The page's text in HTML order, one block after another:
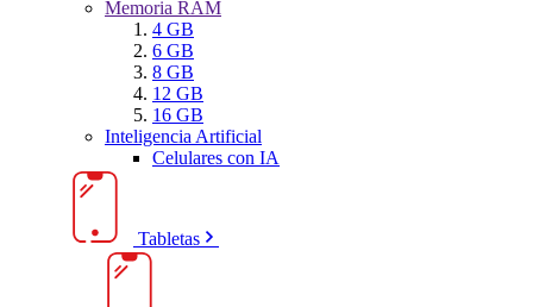
Memoria RAM
4 GB
6 GB
8 GB
12 GB
16 GB
Inteligencia Artificial
Celulares con IA
Tabletas